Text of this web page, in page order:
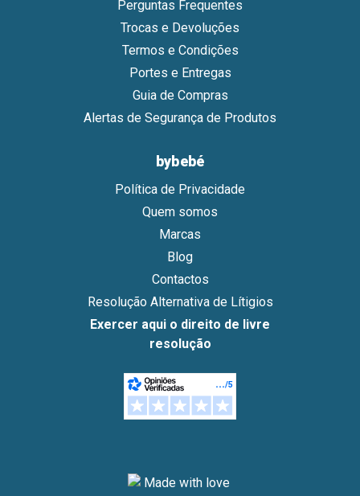
Perguntas Frequentes
Trocas e Devoluções
Termos e Condições
Portes e Entregas
Guia de Compras
Alertas de Segurança de Produtos
bybebé
Política de Privacidade
Quem somos
Marcas
Blog
Contactos
Resolução Alternativa de Lítigios
Exercer aqui o direito de livre
resolução